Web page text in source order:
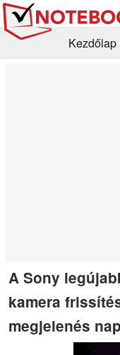
Kezdőlap
A Sony
kamera
megjelenés